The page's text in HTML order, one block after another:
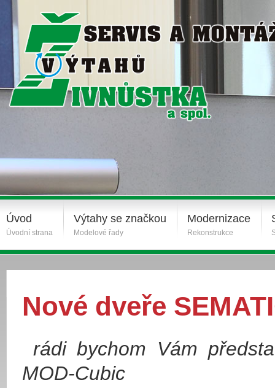
Úvod
Úvodní strana
Výtahy se značkou
Modelové řady
Modernizace
Rekonstrukce
Nové dveře
rádi bychom Vám
MOD-Cubic